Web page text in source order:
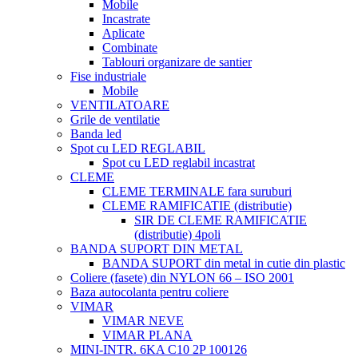
Mobile
Incastrate
Aplicate
Combinate
Tablouri organizare de santier
Fise industriale
Mobile
VENTILATOARE
Grile de ventilatie
Banda led
Spot cu LED REGLABIL
Spot cu LED reglabil incastrat
CLEME
CLEME TERMINALE fara suruburi
CLEME RAMIFICATIE (distributie)
SIR DE CLEME RAMIFICATIE
(distributie) 4poli
BANDA SUPORT DIN METAL
BANDA SUPORT din metal in cutie din plastic
Coliere (fasete) din NYLON 66 – ISO 2001
Baza autocolanta pentru coliere
VIMAR
VIMAR NEVE
VIMAR PLANA
MINI-INTR. 6KA C10 2P 100126